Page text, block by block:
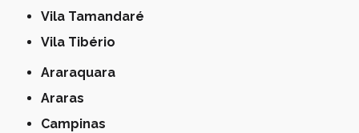
Vila Tamandaré
Vila Tibério
Araraquara
Araras
Campinas